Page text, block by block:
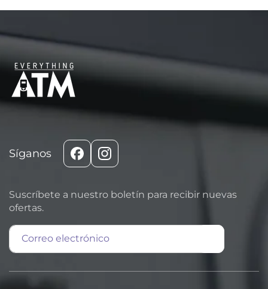
Síganos
FacebookInstagram
Suscríbete a nuestro boletín para recibir nuevas
ofertas.
Correo electrónico